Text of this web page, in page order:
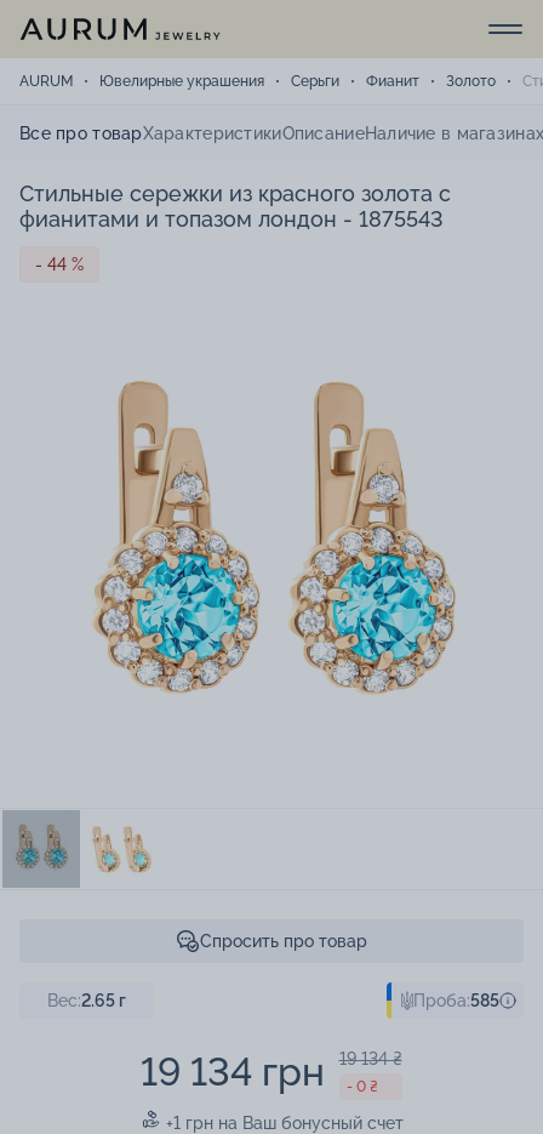
AURUM Ювелирные украшения Серьги Фианит Золото
Все про товарХарактеристикиОписаниеНаличие в
Стильные сережки из красного золота с
фианитами и топазом лондон - 1875543
- 44 %
Спросить про товар
Вес:2.65 г Проба:585
19 134 грн 19 134 ₴
- 0 ₴
+1 грн на Ваш бонусный счет